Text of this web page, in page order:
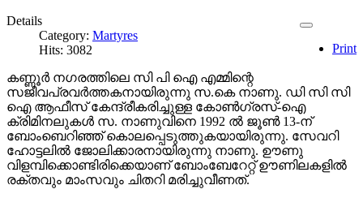
Print
Details
Category: Martyres
Hits: 3082
കണ്ണൂര്‍ നഗരത്തിലെ സി പി ഐ എമ്മിന്റെ
സജീവപ്രവര്‍ത്തകനായിരുന്നു സ.കെ നാണു. ഡി സി സി
ഐ ആഫീസ്‌ കേന്ദ്രീകരിച്ചുള്ള കോണ്‍ഗ്രസ്‌-ഐ
ക്രിമിനലുകള്‍ സ. നാണുവിനെ 1992 ല്‍ ജൂണ്‍ 13-ന്‌
ബോംബെറിഞ്ഞ്‌ കൊലപ്പെടുത്തുകയായിരുന്നു. സേവറി
ഹോട്ടലില്‍ ജോലിക്കാരനായിരുന്നു നാണു. ഊണു
വിളമ്പിക്കൊണ്ടിരിക്കെയാണ്‌ ബോംബേറേറ്റ്‌ ഊണിലകളില്‍
രക്തവും മാംസവും ചിതറി മരിച്ചുവീണത്‌.